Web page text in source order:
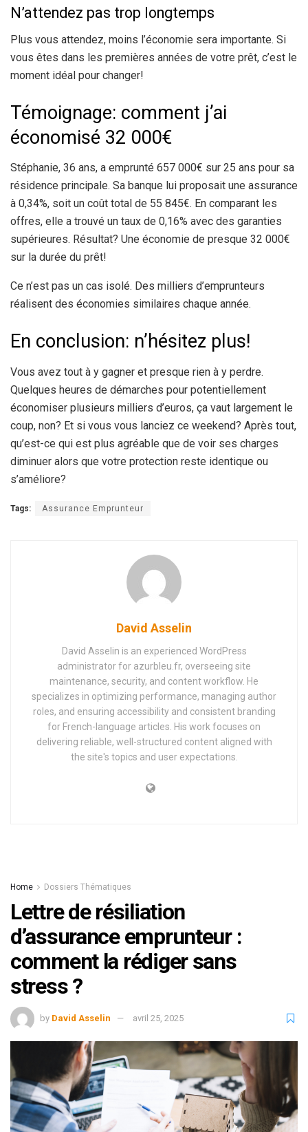
N’attendez pas trop longtemps
Plus vous attendez, moins l’économie sera importante. Si
vous êtes dans les premières années de votre prêt, c’est le
moment idéal pour changer!
Témoignage: comment j’ai
économisé 32 000€
Stéphanie, 36 ans, a emprunté 657 000€ sur 25 ans pour sa
résidence principale. Sa banque lui proposait une assurance
à 0,34%, soit un coût total de 55 845€. En comparant les
offres, elle a trouvé un taux de 0,16% avec des garanties
supérieures. Résultat? Une économie de presque 32 000€
sur la durée du prêt!
Ce n’est pas un cas isolé. Des milliers d’emprunteurs
réalisent des économies similaires chaque année.
En conclusion: n’hésitez plus!
Vous avez tout à y gagner et presque rien à y perdre.
Quelques heures de démarches pour potentiellement
économiser plusieurs milliers d’euros, ça vaut largement le
coup, non? Et si vous vous lanciez ce weekend? Après tout,
qu’est-ce qui est plus agréable que de voir ses charges
diminuer alors que votre protection reste identique ou
s’améliore?
Tags: Assurance Emprunteur
David Asselin
David Asselin is an experienced WordPress
administrator for azurbleu.fr, overseeing site
maintenance, security, and content workflow. He
specializes in optimizing performance, managing author
roles, and ensuring accessibility and consistent branding
for French-language articles. His work focuses on
delivering reliable, well-structured content aligned with
the site's topics and user expectations.
Home Dossiers Thématiques
Lettre de résiliation
d’assurance emprunteur :
comment la rédiger sans
stress ?
by David Asselin avril 25, 2025